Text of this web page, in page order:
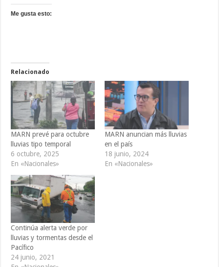
Me gusta esto:
Relacionado
MARN prevé para octubre
lluvias tipo temporal
6 octubre, 2025
En «Nacionales»
MARN anuncian más lluvias
en el país
18 junio, 2024
En «Nacionales»
Continúa alerta verde por
lluvias y tormentas desde el
Pacífico
24 junio, 2021